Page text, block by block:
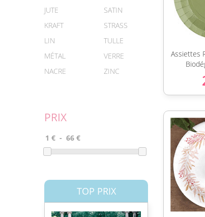
JUTE
KRAFT
LIN
MÉTAL
NACRE
SATIN
STRASS
TULLE
VERRE
ZINC
PRIX
TOP PRIX
Assiettes